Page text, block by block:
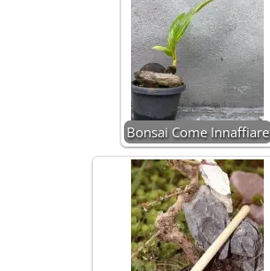
Bonsai Come Innaffiare